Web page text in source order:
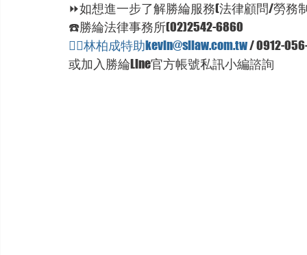
⏩如想進一步了解勝綸服務(法律顧問/勞
☎️勝綸法律事務所(02)2542-6860
🦸‍♂林柏成特助kevin@sllaw.com.tw / 0912-
或加入勝綸Line官方帳號私訊小編諮詢